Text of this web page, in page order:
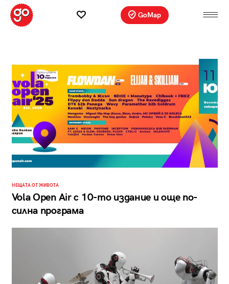
GoMap
НЕЩАТА ОТ ЖИВОТА
Vola Open Air с 10-то издание и още по-
силна програма